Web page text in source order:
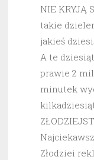
NIE KRYJĄ
takie
jakieś
A te
prawie 2
minutek
Złodziei